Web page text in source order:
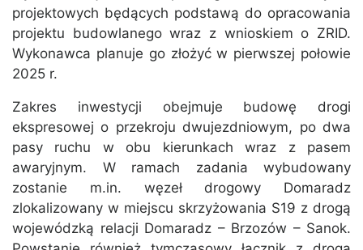
projektowych będących podstawą do opracowania
projektu budowlanego wraz z wnioskiem o ZRID.
Wykonawca planuje go złożyć w pierwszej połowie
2025 r.
Zakres inwestycji obejmuje budowę drogi
ekspresowej o przekroju dwujezdniowym, po dwa
pasy ruchu w obu kierunkach wraz z pasem
awaryjnym. W ramach zadania wybudowany
zostanie m.in. węzeł drogowy Domaradz
zlokalizowany w miejscu skrzyżowania S19 z drogą
wojewódzką relacji Domaradz – Brzozów – Sanok.